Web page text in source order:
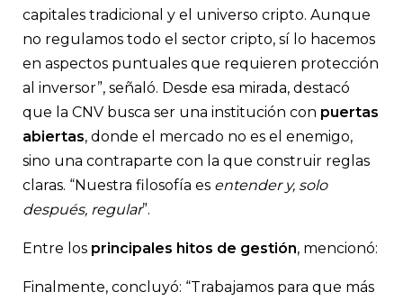
capitales tradicional y el universo cripto. Aunque
no regulamos todo el sector cripto, sí lo hacemos
en aspectos puntuales que requieren protección
al inversor”, señaló. Desde esa mirada, destacó
que la CNV busca ser una institución con puertas
abiertas, donde el mercado no es el enemigo,
sino una contraparte con la que construir reglas
claras. “Nuestra filosofía es entender y, solo
después, regular”.
Entre los principales hitos de gestión, mencionó:
Finalmente, concluyó: “Trabajamos para que más